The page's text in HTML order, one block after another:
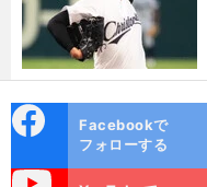
ok
Facebookで
フォローする